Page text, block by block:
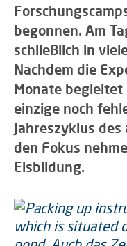
begonnen. Am
schließlich in
Nachdem die
Monate
einzige noch
Jahreszyklus
den Fokus
Eisbildung.